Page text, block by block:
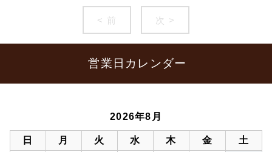
< 前 次 >
営業日カレンダー
2026年8月
日 月 火 水 木 金 土